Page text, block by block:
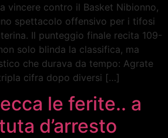
vincere contro il Basket Nibionno,
spettacolo offensivo per i tifosi
Il punteggio finale recita 109-
solo blinda la classifica, ma
che durava da tempo: Agrate
cifra dopo diversi […]
le ferite.. a
d’arresto